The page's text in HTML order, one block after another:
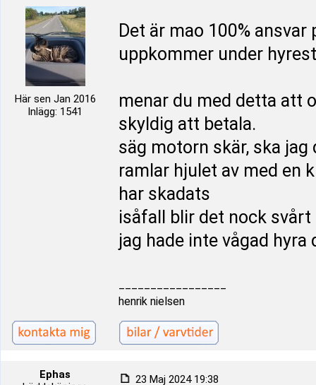
Här sen Jan 2016
Inlägg: 1541
Det är mao 100%
uppkommer under
menar du med detta att
skyldig att betala.
säg motorn skär, ska jag
ramlar hjulet av med en
har skadats
isåfall blir det nock
jag hade inte vågad
henrik nielsen
Ephas
23 Maj 2024 19:38